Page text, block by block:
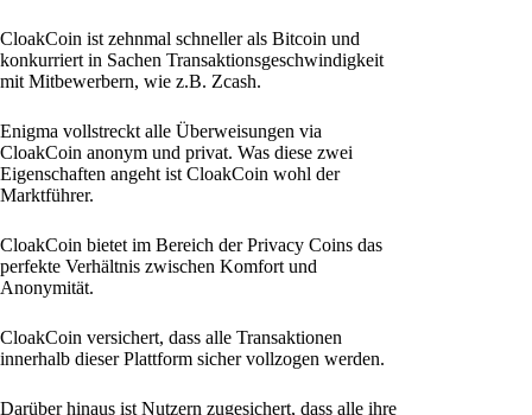
CloakCoin ist zehnmal schneller als Bitcoin und
konkurriert in Sachen Transaktionsgeschwindigkeit
mit Mitbewerbern, wie z.B. Zcash.
Enigma vollstreckt alle Überweisungen via
CloakCoin anonym und privat. Was diese zwei
Eigenschaften angeht ist CloakCoin wohl der
Marktführer.
CloakCoin bietet im Bereich der Privacy Coins das
perfekte Verhältnis zwischen Komfort und
Anonymität.
CloakCoin versichert, dass alle Transaktionen
innerhalb dieser Plattform sicher vollzogen werden.
Darüber hinaus ist Nutzern zugesichert, dass alle ihre